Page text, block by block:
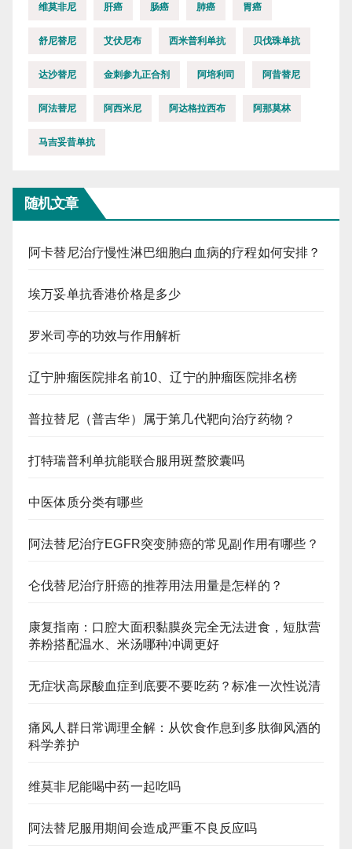
维莫非尼 肝癌 肠癌 肺癌 胃癌
舒尼替尼 艾伏尼布 西米普利单抗 贝伐珠单抗
达沙替尼 金刺参九正合剂 阿培利司 阿昔替尼
阿法替尼 阿西米尼 阿达格拉西布 阿那莫林
马吉妥昔单抗
随机文章
阿卡替尼治疗慢性淋巴细胞白血病的疗程如何安排？
埃万妥单抗香港价格是多少
罗米司亭的功效与作用解析
辽宁肿瘤医院排名前10、辽宁的肿瘤医院排名榜
普拉替尼（普吉华）属于第几代靶向治疗药物？
打特瑞普利单抗能联合服用斑蝥胶囊吗
中医体质分类有哪些
阿法替尼治疗EGFR突变肺癌的常见副作用有哪些？
仑伐替尼治疗肝癌的推荐用法用量是怎样的？
康复指南：口腔大面积黏膜炎完全无法进食，短肽营
养粉搭配温水、米汤哪种冲调更好
无症状高尿酸血症到底要不要吃药？标准一次性说清
痛风人群日常调理全解：从饮食作息到多肽御风酒的
科学养护
维莫非尼能喝中药一起吃吗
阿法替尼服用期间会造成严重不良反应吗